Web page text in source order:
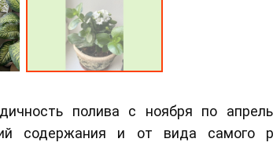
полива с ноября по
содержания и от вида самого